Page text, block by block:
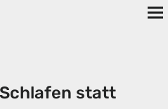
statt